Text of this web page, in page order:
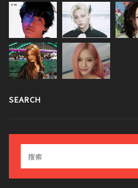
SEARCH